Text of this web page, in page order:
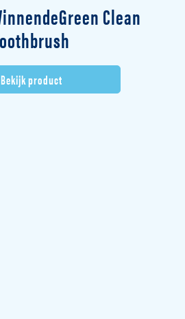
Clean
Bekijk product